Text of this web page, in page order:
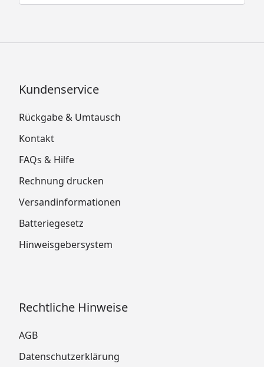
Kundenservice
Rückgabe & Umtausch
Kontakt
FAQs & Hilfe
Rechnung drucken
Versandinformationen
Batteriegesetz
Hinweisgebersystem
Rechtliche Hinweise
AGB
Datenschutzerklärung